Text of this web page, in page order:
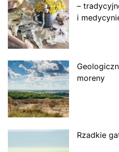
–
i
moreny
Rzadkie